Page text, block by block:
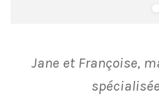
Jane et Françoise,